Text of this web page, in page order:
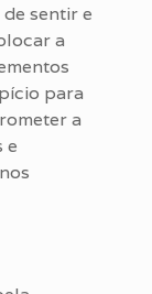
sentir e
a
para
a
e